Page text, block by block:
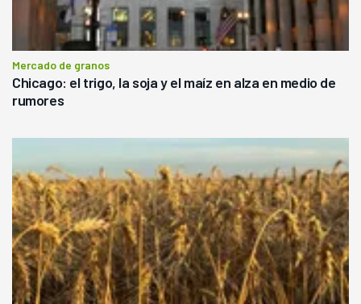
Mercado de granos
Chicago: el trigo, la soja y el maíz en alza en medio de
rumores